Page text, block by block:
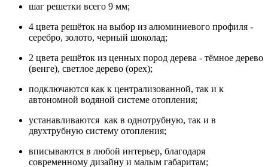
шаг решетки всего 9 мм;
4 цвета решёток на выбор из алюминиевого профиля -
серебро, золото, черный шоколад;
2 цвета решёток из ценных пород дерева - тёмное дерево
(венге), светлое дерево (орех);
подключаются как к централизованной, так и к
автономной водяной системе отопления;
устанавливаются как в однотрубную, так и в
двухтрубную систему отопления;
вписываются в любой интерьер, благодаря
современному дизайну и малым габаритам;